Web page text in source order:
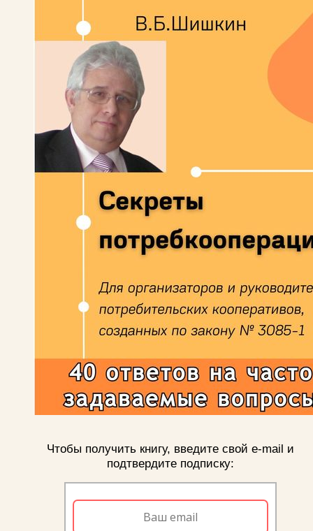
Чтобы получить книгу, введите свой e-mail и
подтвердите подписку: